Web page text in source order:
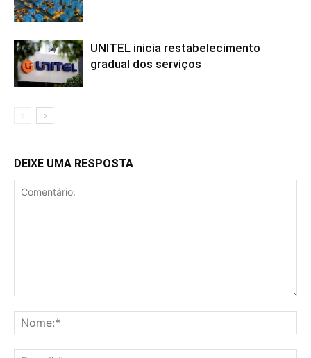
UNITEL inicia restabelecimento
gradual dos serviços
DEIXE UMA RESPOSTA